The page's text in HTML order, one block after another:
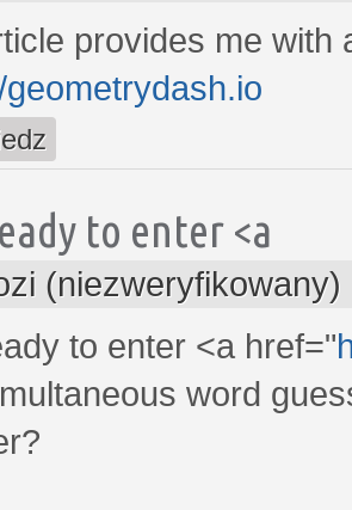
provides me with
to enter <a
(niezweryfikowany)
to enter <a href="
word